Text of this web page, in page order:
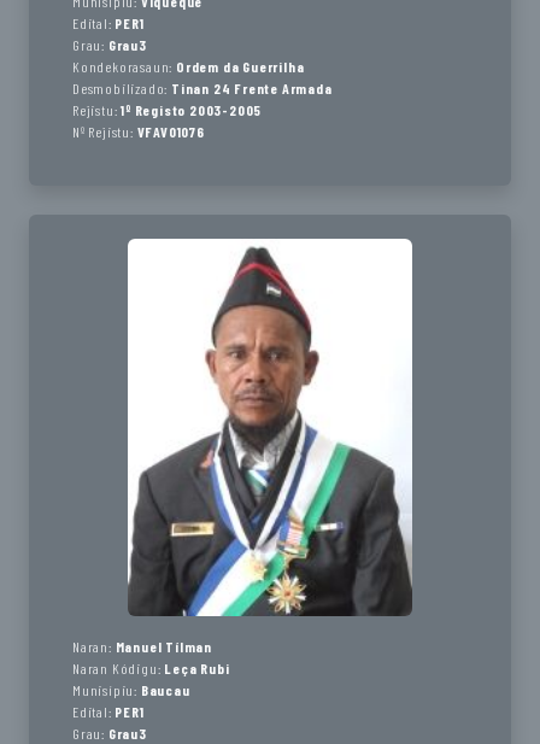
Edital: PER1
Grau: Grau3
Kondekorasaun: Ordem da Guerrilha
Desmobilizado: Tinan 24 Frente Armada
Rejistu: 1º Registo 2003-2005
Nº Rejistu: VFAV01076
Naran: Manuel Tílman
Naran Kódigu: Leça Rubi
Munisípiu: Baucau
Edital: PER1
Grau: Grau3